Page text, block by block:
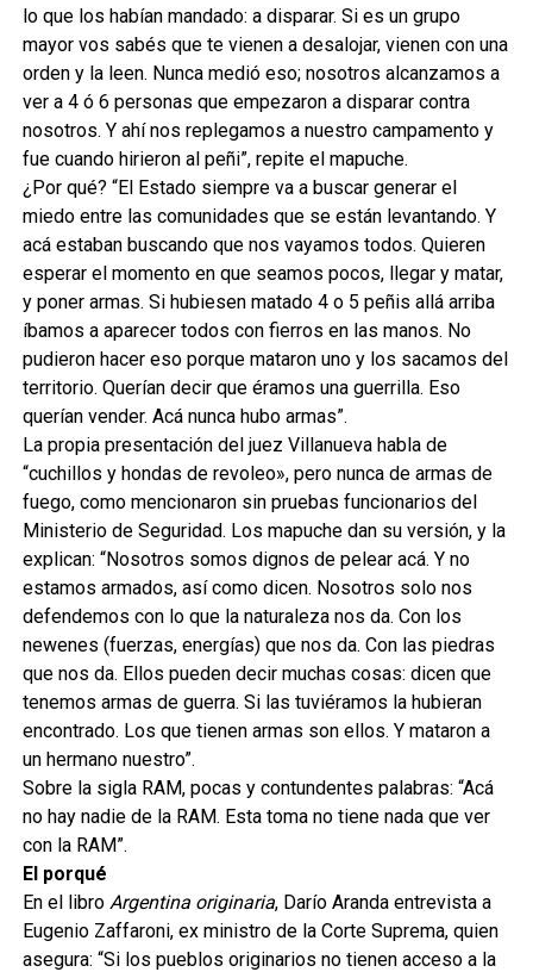
lo que los habían mandado: a disparar. Si es un grupo
mayor vos sabés que te vienen a desalojar, vienen con una
orden y la leen. Nunca medió eso; nosotros alcanzamos a
ver a 4 ó 6 personas que empezaron a disparar contra
nosotros. Y ahí nos replegamos a nuestro campamento y
fue cuando hirieron al peñi”, repite el mapuche.
¿Por qué? “El Estado siempre va a buscar generar el
miedo entre las comunidades que se están levantando. Y
acá estaban buscando que nos vayamos todos. Quieren
esperar el momento en que seamos pocos, llegar y matar,
y poner armas. Si hubiesen matado 4 o 5 peñis allá arriba
íbamos a aparecer todos con fierros en las manos. No
pudieron hacer eso porque mataron uno y los sacamos del
territorio. Querían decir que éramos una guerrilla. Eso
querían vender. Acá nunca hubo armas”.
La propia presentación del juez Villanueva habla de
“cuchillos y hondas de revoleo», pero nunca de armas de
fuego, como mencionaron sin pruebas funcionarios del
Ministerio de Seguridad. Los mapuche dan su versión, y la
explican: “Nosotros somos dignos de pelear acá. Y no
estamos armados, así como dicen. Nosotros solo nos
defendemos con lo que la naturaleza nos da. Con los
newenes (fuerzas, energías) que nos da. Con las piedras
que nos da. Ellos pueden decir muchas cosas: dicen que
tenemos armas de guerra. Si las tuviéramos la hubieran
encontrado. Los que tienen armas son ellos. Y mataron a
un hermano nuestro”.
Sobre la sigla RAM, pocas y contundentes palabras: “Acá
no hay nadie de la RAM. Esta toma no tiene nada que ver
con la RAM”.
El porqué
En el libro Argentina originaria, Darío Aranda entrevista a
Eugenio Zaffaroni, ex ministro de la Corte Suprema, quien
asegura: “Si los pueblos originarios no tienen acceso a la